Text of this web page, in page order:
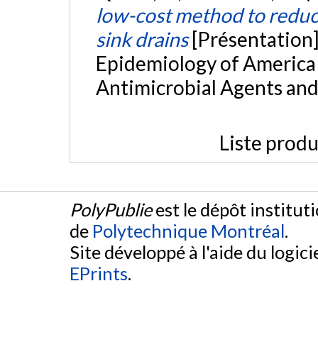
low-cost method to
sink drains
Epidemiology of
Antimicrobial Agents
Liste
PolyPublieest le dépôt
de Polytechnique Montréal.
Site développé à l'aide du
EPrints.